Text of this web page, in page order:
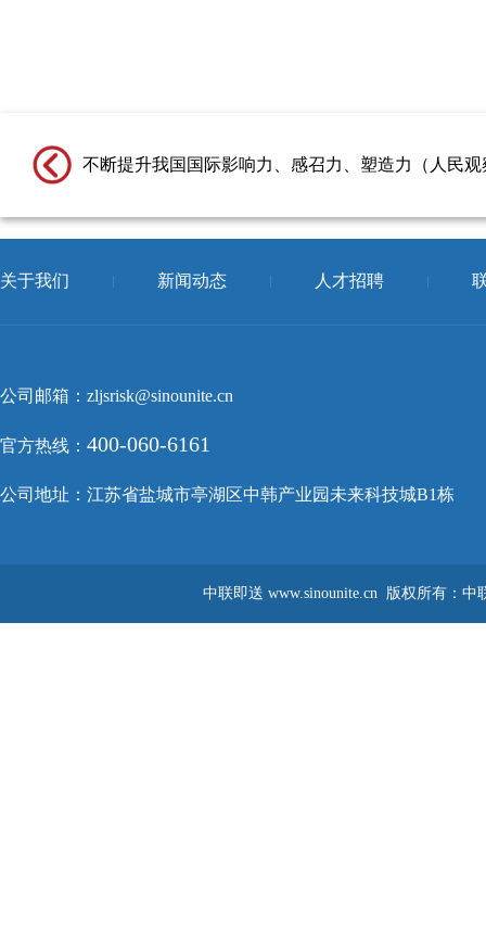
不断提升我国国际影响力、感召力、塑造力（人民观
关于我们 新闻动态 人才招聘
公司邮箱：zljsrisk@sinounite.cn
官方热线： 400-060-6161
公司地址：江苏省盐城市亭湖区中韩产业园未来科技城B1栋
中联即送 www.sinounite.cn版权所有：中